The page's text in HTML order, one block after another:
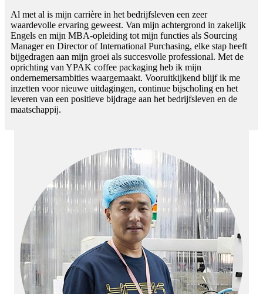
Al met al is mijn carrière in het bedrijfsleven een zeer
waardevolle ervaring geweest. Van mijn achtergrond in zakelijk
Engels en mijn MBA-opleiding tot mijn functies als Sourcing
Manager en Director of International Purchasing, elke stap heeft
bijgedragen aan mijn groei als succesvolle professional. Met de
oprichting van YPAK coffee packaging heb ik mijn
ondernemersambities waargemaakt. Vooruitkijkend blijf ik me
inzetten voor nieuwe uitdagingen, continue bijscholing en het
leveren van een positieve bijdrage aan het bedrijfsleven en de
maatschappij.